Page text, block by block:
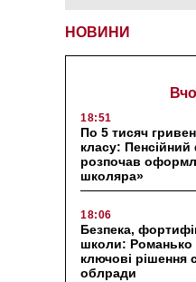
НОВИНИ
18:51
По 5 тисяч
класу:
розпочав
школяра»
18:06
Безпека,
школи: Романько
ключові рішення
облради